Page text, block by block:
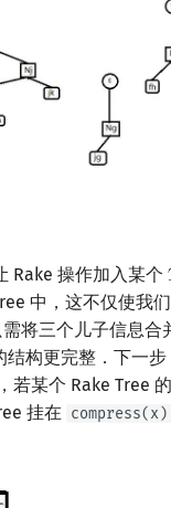
Rake 操作加入某个
中，这不仅使我
将三个儿子信息合
结构更完整．下一
若某个 Rake Tree
挂在 compress(x)